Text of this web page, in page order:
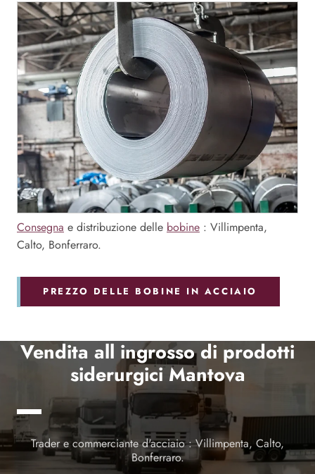
Consegna e distribuzione delle bobine : Villimpenta,
Calto, Bonferraro.
PREZZO DELLE BOBINE IN ACCIAIO
Vendita all ingrosso di prodotti
siderurgici Mantova
Trader e commerciante d'acciaio : Villimpenta, Calto,
Bonferraro.